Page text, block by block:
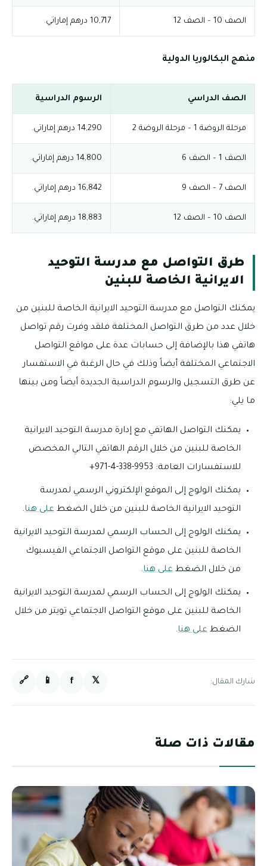
الصف 10 – الصف 12 10,717 درهم إماراتي.
منهج البكالوريا الدولية
الصف الدراسي الرسوم الدراسية
مرحلة الروضة 1 – مرحلة الروضة 2 14,290 درهم إماراتي.
الصف 1 – الصف 6 14,800 درهم إماراتي.
الصف 7 – الصف 9 16,842 درهم إماراتي.
الصف 10 – الصف 12 18,883 درهم إماراتي.
طرق التواصل مع مدرسة التوحيد
الايرانية الخاصة للبنين
يمكنك التواصل مع مدرسة التوحيد الايرانية الخاصة للبنين من
خلال عدد من طرق التواصل المختلفة فلقد وفرت رقم تواصل
هاتفي هذا بالإضافة إلى حسابات عدة على مواقع التواصل
الاجتماعي المختلفة أيضاً وذلك في حال الرغبة في الاستفسار
عن طرق التسجيل والرسوم الدراسية الجديدة أيضاً ومن بينها
ما يلي:
يمكنك التواصل الهاتفي مع إدارة مدرسة التوحيد الايرانية
الخاصة للبنين من خلال الرقم الهاتفي التالي المخصص
للاستفسارات العامة: 9953-338-4-971+
يمكنك الولوج إلى الموقع الإلكتروني الرسمي لمدرسة
التوحيد الايرانية الخاصة للبنين من خلال الضغط على هنا.
يمكنك الولوج إلى الحساب الرسمي لمدرسة التوحيد الايرانية
الخاصة للبنين على موقع التواصل الاجتماعي الفيسبوك
من خلال الضغط على هنا.
يمكنك الولوج إلى الحساب الرسمي لمدرسة التوحيد الايرانية
الخاصة للبنين على موقع التواصل الاجتماعي تويتر من خلال
الضغط على هنا.
شارك المقال: 𝕏
f
📱
🔗
مقالات ذات صلة